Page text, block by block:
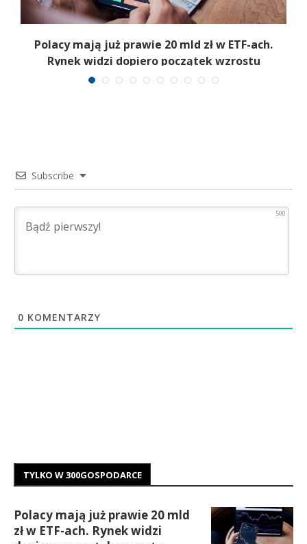
Polacy mają już prawie 20 mld zł w ETF-ach.
Rynek widzi dopiero początek wzrostu
Subscribe
500
0 KOMENTARZY
TYLKO W 300GOSPODARCE
Polacy mają już prawie 20 mld
zł w ETF-ach. Rynek widzi